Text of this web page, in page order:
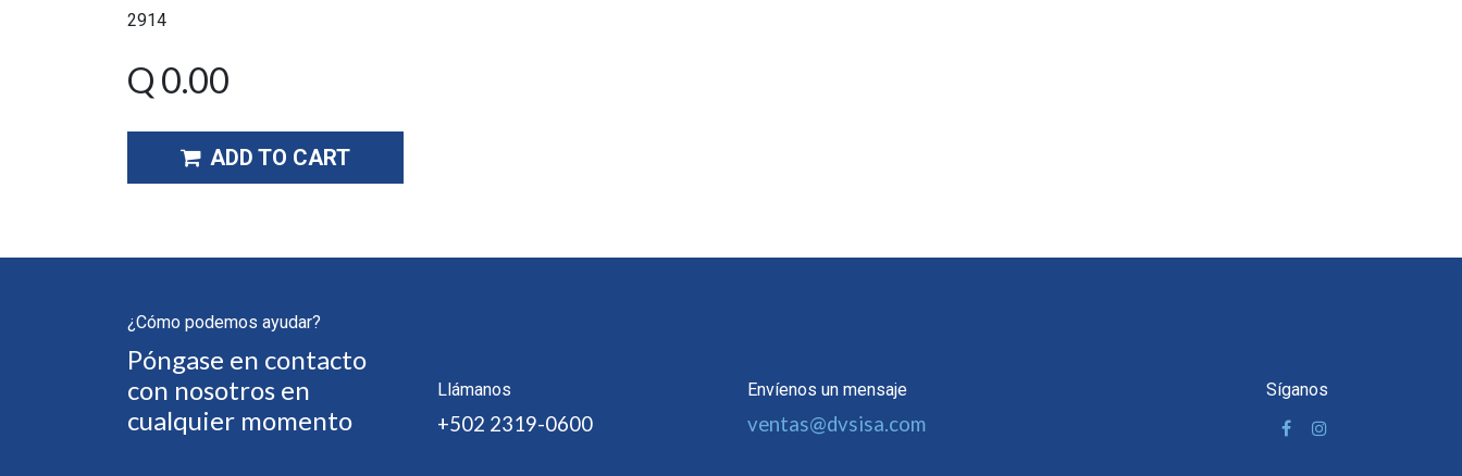
2914
Q 0.00
ADD TO CART
¿Cómo podemos ayudar?
Póngase en contacto
con nosotros en
cualquier momento
Llámanos
+502 2319-0600
Envíenos un mensaje
ventas@dvsisa.com
Síganos